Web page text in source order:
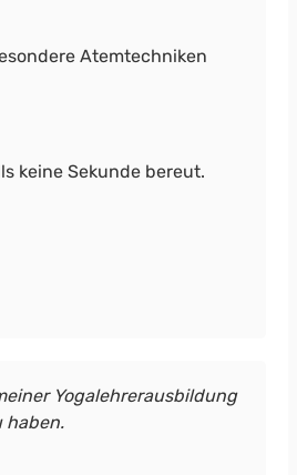
Atemtechniken
keine Sekunde bereut.
Yogalehrerausbildung
haben.